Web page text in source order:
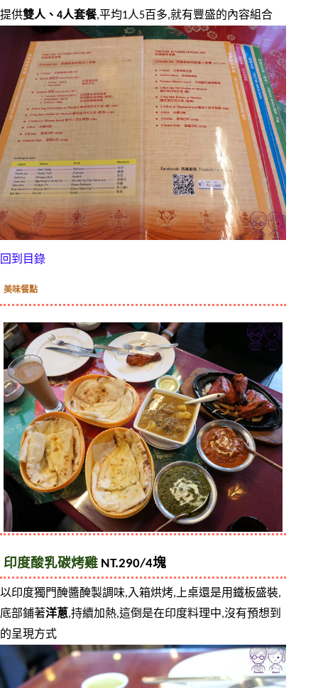
提供雙人、4人套餐,平均1人5百多,就有豐盛的內容組合
回到目錄
美味餐點
印度酸乳碳烤雞 NT.290/4塊
以印度獨門醃醬醃製調味,入箱烘烤,上桌還是用鐵板盛裝,
底部鋪著洋蔥,持續加熱,這倒是在印度料理中,沒有預想到
的呈現方式